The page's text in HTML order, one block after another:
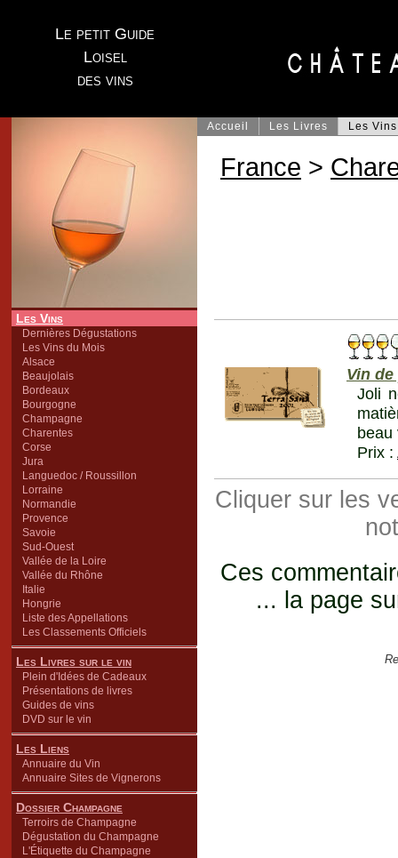
Le petit Guide
Loisel
des vins
Les Vins
Dernières Dégustations
Les Vins du Mois
Alsace
Beaujolais
Bordeaux
Bourgogne
Champagne
Charentes
Corse
Jura
Languedoc / Roussillon
Lorraine
Normandie
Provence
Savoie
Sud-Ouest
Vallée de la Loire
Vallée du Rhône
Italie
Hongrie
Liste des Appellations
Les Classements Officiels
Les Livres sur le vin
Plein d'Idées de Cadeaux
Présentations de livres
Guides de vins
DVD sur le vin
Les Liens
Annuaire du Vin
Annuaire Sites de Vignerons
Dossier Champagne
Terroirs de Champagne
Dégustation du Champagne
L'Étiquette du Champagne
Accueil Les Livres Les Vins
France >
Vin
Joli
beau
Prix :
Cliquer sur les
Ces
... la page